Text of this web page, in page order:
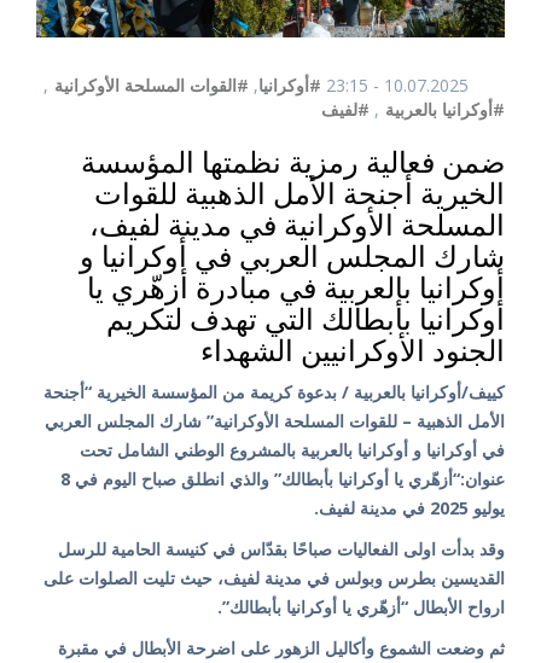
10.07.2025 - 23:15 #أوكرانيا, #القوات المسلحة الأوكرانية ,
#أوكرانيا بالعربية , #لفيف
ضمن فعالية رمزية نظمتها المؤسسة
الخيرية أجنحة الأمل الذهبية للقوات
المسلحة الأوكرانية في مدينة لفيف،
شارك المجلس العربي في أوكرانيا و
أوكرانيا بالعربية في مبادرة أزهّري يا
أوكرانيا بأبطالك التي تهدف لتكريم
الجنود الأوكرانيين الشهداء
كييف/أوكرانيا بالعربية / بدعوة كريمة من المؤسسة الخيرية “أجنحة
الأمل الذهبية – للقوات المسلحة الأوكرانية” شارك المجلس العربي
في أوكرانيا و أوكرانيا بالعربية بالمشروع الوطني الشامل تحت
عنوان:“أزهّري يا أوكرانيا بأبطالك” والذي انطلق صباح اليوم في 8
يوليو 2025 في مدينة لفيف.
وقد بدأت اولى الفعاليات صباحًا بقدّاس في كنيسة الحامية للرسل
القديسين بطرس وبولس في مدينة لفيف، حيث تليت الصلوات على
ارواح الأبطال “أزهّري يا أوكرانيا بأبطالك”.
ثم وضعت الشموع وأكاليل الزهور على اضرحة الأبطال في مقبرة